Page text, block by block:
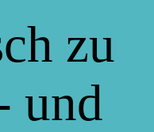
zu
und